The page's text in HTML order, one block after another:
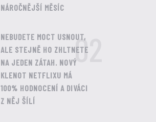
NÁROČNĚJŠÍ MĚSÍC
NEBUDETE MOCT USNOUT,
ALE STEJNĚ HO ZHLTNETE
NA JEDEN ZÁTAH. NOVÝ
KLENOT NETFLIXU MÁ
100% HODNOCENÍ A DIVÁCI
Z NĚJ ŠÍLÍ
02